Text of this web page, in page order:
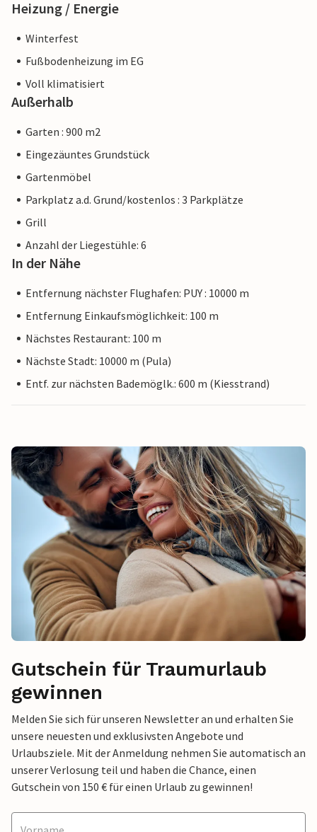
Heizung / Energie
Winterfest
Fußbodenheizung im EG
Voll klimatisiert
Außerhalb
Garten : 900 m2
Eingezäuntes Grundstück
Gartenmöbel
Parkplatz a.d. Grund/kostenlos : 3 Parkplätze
Grill
Anzahl der Liegestühle: 6
In der Nähe
Entfernung nächster Flughafen: PUY : 10000 m
Entfernung Einkaufsmöglichkeit: 100 m
Nächstes Restaurant: 100 m
Nächste Stadt: 10000 m (Pula)
Entf. zur nächsten Bademöglk.: 600 m (Kiesstrand)
Gutschein für Traumurlaub
gewinnen
Melden Sie sich für unseren Newsletter an und erhalten Sie
unsere neuesten und exklusivsten Angebote und
Urlaubsziele. Mit der Anmeldung nehmen Sie automatisch an
unserer Verlosung teil und haben die Chance, einen
Gutschein von 150 € für einen Urlaub zu gewinnen!